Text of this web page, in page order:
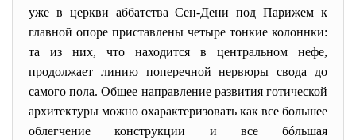
уже в церкви аббатства Сен-Дени под Парижем к
главной опоре приставлены четыре тонкие колоннки:
та из них, что находится в центральном нефе,
продолжает линию поперечной нервюры свода до
самого пола. Общее направление развития готической
архитектуры можно охарактеризовать как все большее
облегчение конструкции и все бóльшая